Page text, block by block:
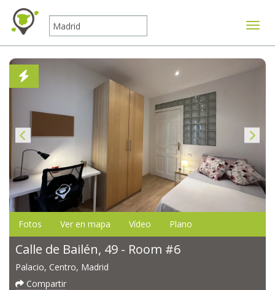
Fotos Ver en mapa Vídeo Plano
Calle de Bailén, 49 - Room #6
Palacio, Centro, Madrid
Compartir